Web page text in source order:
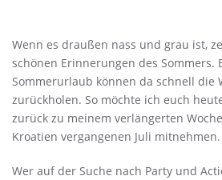
Wenn es draußen nass und grau ist,
schönen Erinnerungen des Sommers.
Sommerurlaub können da schnell die
zurückholen. So möchte ich euch
zurück zu meinem verlängerten
Kroatien vergangenen Juli mitnehmen.
Wer auf der Suche nach Party und